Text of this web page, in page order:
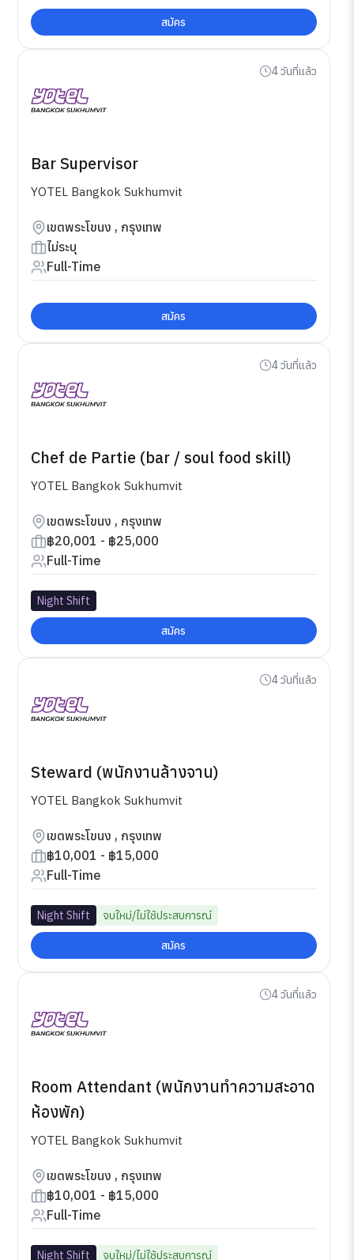
สมัคร
4 วันที่แล้ว
Bar Supervisor
YOTEL Bangkok Sukhumvit
เขตพระโขนง , กรุงเทพ
ไม่ระบุ
Full-Time
สมัคร
4 วันที่แล้ว
Chef de Partie (bar / soul food skill)
YOTEL Bangkok Sukhumvit
เขตพระโขนง , กรุงเทพ
฿20,001 - ฿25,000
Full-Time
Night Shift
สมัคร
4 วันที่แล้ว
Steward (พนักงานล้างจาน)
YOTEL Bangkok Sukhumvit
เขตพระโขนง , กรุงเทพ
฿10,001 - ฿15,000
Full-Time
Night Shift จบใหม่/ไม่ใช้ประสบการณ์
สมัคร
4 วันที่แล้ว
Room Attendant (พนักงานทำความสะอาด
ห้องพัก)
YOTEL Bangkok Sukhumvit
เขตพระโขนง , กรุงเทพ
฿10,001 - ฿15,000
Full-Time
Night Shift จบใหม่/ไม่ใช้ประสบการณ์